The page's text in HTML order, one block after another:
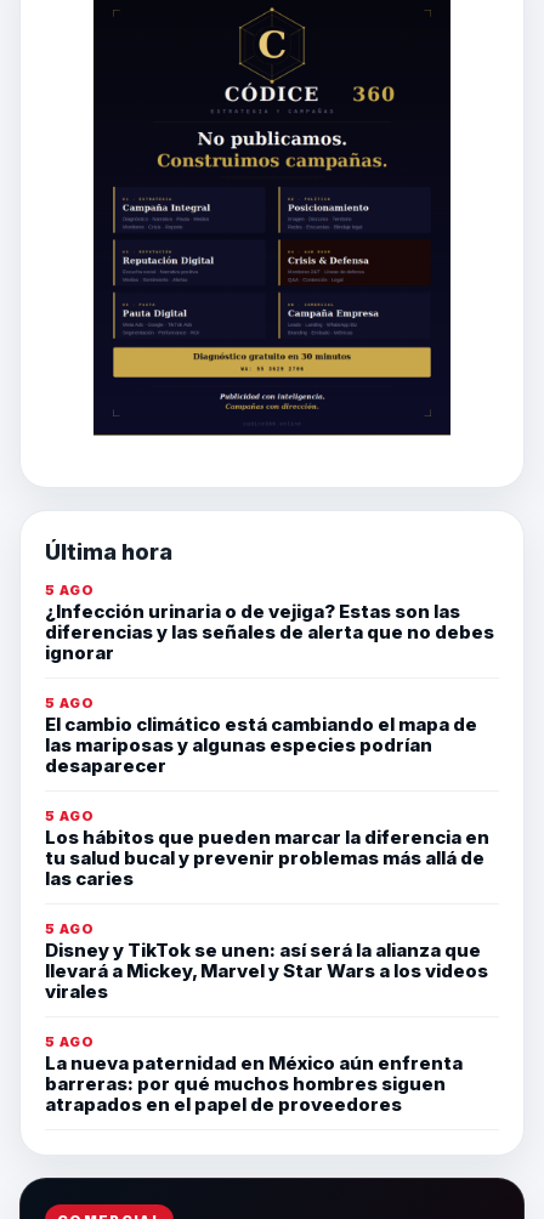
Última hora
5 AGO
¿Infección urinaria o de vejiga? Estas son las
diferencias y las señales de alerta que no debes
ignorar
5 AGO
El cambio climático está cambiando el mapa de
las mariposas y algunas especies podrían
desaparecer
5 AGO
Los hábitos que pueden marcar la diferencia en
tu salud bucal y prevenir problemas más allá de
las caries
5 AGO
Disney y TikTok se unen: así será la alianza que
llevará a Mickey, Marvel y Star Wars a los videos
virales
5 AGO
La nueva paternidad en México aún enfrenta
barreras: por qué muchos hombres siguen
atrapados en el papel de proveedores